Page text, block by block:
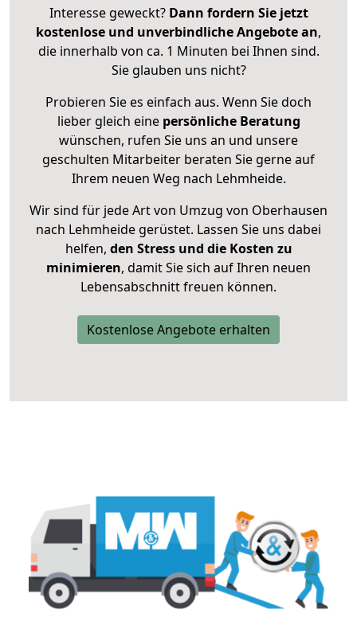
Interesse geweckt? Dann fordern Sie jetzt
kostenlose und unverbindliche Angebote an,
die innerhalb von ca. 1 Minuten bei Ihnen sind.
Sie glauben uns nicht?
Probieren Sie es einfach aus. Wenn Sie doch
lieber gleich eine persönliche Beratung
wünschen, rufen Sie uns an und unsere
geschulten Mitarbeiter beraten Sie gerne auf
Ihrem neuen Weg nach Lehmheide.
Wir sind für jede Art von Umzug von Oberhausen
nach Lehmheide gerüstet. Lassen Sie uns dabei
helfen, den Stress und die Kosten zu
minimieren, damit Sie sich auf Ihren neuen
Lebensabschnitt freuen können.
Kostenlose Angebote erhalten